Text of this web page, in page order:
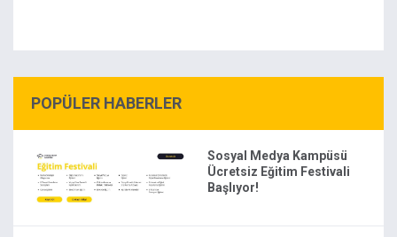
POPÜLER HABERLER
Sosyal Medya Kampüsü
Ücretsiz Eğitim Festivali
Başlıyor!